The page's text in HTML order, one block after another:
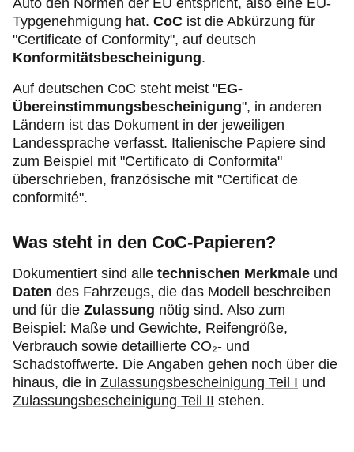
Auto den Normen der EU entspricht, also eine EU-
Typgenehmigung hat. CoC ist die Abkürzung für
"Certificate of Conformity", auf deutsch
Konformitätsbescheinigung.
Auf deutschen CoC steht meist "EG-
Übereinstimmungsbescheinigung", in anderen
Ländern ist das Dokument in der jeweiligen
Landessprache verfasst. Italienische Papiere sind
zum Beispiel mit "Certificato di Conformita"
überschrieben, französische mit "Certificat de
conformité".
Was steht in den CoC-Papieren?
Dokumentiert sind alle technischen Merkmale und
Daten des Fahrzeugs, die das Modell beschreiben
und für die Zulassung nötig sind. Also zum
Beispiel: Maße und Gewichte, Reifengröße,
Verbrauch sowie detaillierte CO₂- und
Schadstoffwerte. Die Angaben gehen noch über die
hinaus, die in Zulassungsbescheinigung Teil I und
Zulassungsbescheinigung Teil II stehen.